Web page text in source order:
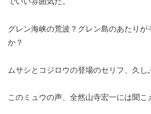
グレン海峡の荒波？グレン島のあたりが
か？
ムサシとコジロウの登場のセリフ、久し
このミュウの声、全然山寺宏一には聞こ